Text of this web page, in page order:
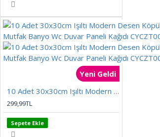
Yeni Geldi
10 Adet 30x30cm Işıltı Modern Desen Köpük Yapışkanlı Mutfak Banyo Wc Duvar Paneli Kağıdı CYCZT00216
299,99TL
Sepete Ekle